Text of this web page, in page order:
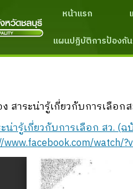
หน้าแรก
แผนปฏิบัติการป้องกั
สาระน่ารู้เกี่ยวกับการเลือ
น่ารู้เกี่ยวกับการเลือก สว. (
watch/